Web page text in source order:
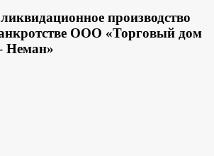
производство
ООО «Торговый дом
Неман»